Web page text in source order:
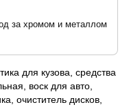
для кузова, средства
воск для авто,
очиститель дисков,
за хромом и металлом